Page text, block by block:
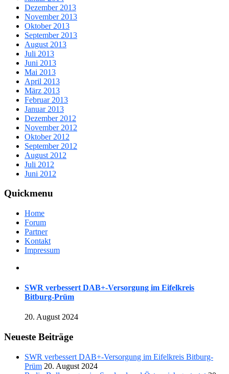
Dezember 2013
November 2013
Oktober 2013
September 2013
August 2013
Juli 2013
Juni 2013
Mai 2013
April 2013
März 2013
Februar 2013
Januar 2013
Dezember 2012
November 2012
Oktober 2012
September 2012
August 2012
Juli 2012
Juni 2012
Quickmenu
Home
Forum
Partner
Kontakt
Impressum
SWR verbessert DAB+-Versorgung im Eifelkreis
Bitburg-Prüm
20. August 2024
Neueste Beiträge
SWR verbessert DAB+-Versorgung im Eifelkreis Bitburg-
Prüm 20. August 2024